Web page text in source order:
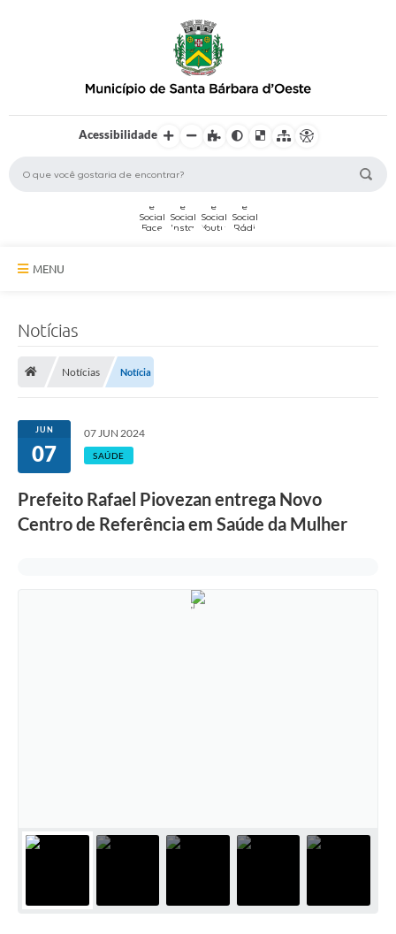
Acessibilidade
MENU
Serviços Online
Transparência
Legislação
Notícias
Notícias Notícia
JUN
07
07 JUN 2024
SAÚDE
Prefeito Rafael Piovezan entrega Novo
Centro de Referência em Saúde da Mulher